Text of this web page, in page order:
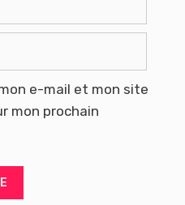
e-mail et mon site
mon prochain